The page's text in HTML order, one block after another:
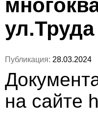
Публикация: 28.03.2024
на сайте